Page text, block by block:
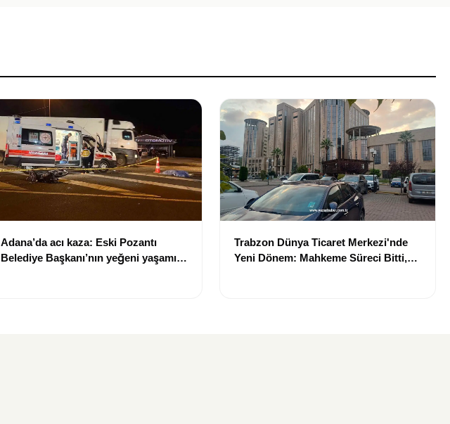
Adana’da acı kaza: Eski Pozantı
Belediye Başkanı’nın yeğeni yaşamını
Trabzon Dünya Ticaret Merkezi'nde
Yeni Dönem: Mahkeme Süreci Bitti,